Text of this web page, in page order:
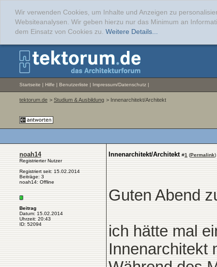
Wir verwenden Cookies, um Inhalte und Anzeigen zu
Websiteanalysen. Wir geben hierzu nur das Minimum an
dem Einsatz von Cookies zu. Weitere Details...
Startseite | Hilfe | Benutzerliste | Impressum/Datenschutz |
tektorum.de > Studium & Ausbildung > Innenarchitekt/Architekt
noah14
Registrierter Nutzer
Registriert seit: 15.02.2014
Beiträge: 3
noah14: Offline
Beitrag
Datum: 15.02.2014
Uhrzeit: 20:43
ID: 52094
Innenarchitekt/Architekt #1 (Permalink)
Guten Abend
ich hätte mal
Innenarchitekt